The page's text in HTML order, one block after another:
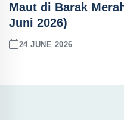
Maut di Barak
Juni 2026)
24 JUNE 2026